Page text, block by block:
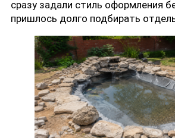
сразу задали стиль оформления
пришлось долго подбирать